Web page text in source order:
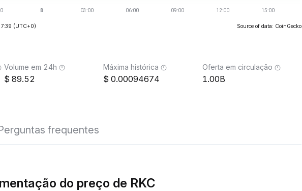
(UTC+0) Source of data: CoinGecko
Volume em 24h
89.52
Máxima histórica
0.00094674
Oferta em circulação
1.00B
frequentes
do preço de RKC